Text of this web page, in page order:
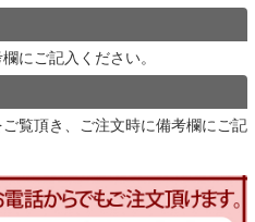
にご記入ください。
ご覧頂き、ご注文時に備考欄にご記